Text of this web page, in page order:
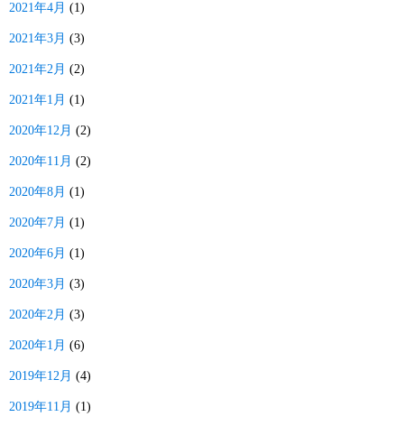
2021年4月 (1)
2021年3月 (3)
2021年2月 (2)
2021年1月 (1)
2020年12月 (2)
2020年11月 (2)
2020年8月 (1)
2020年7月 (1)
2020年6月 (1)
2020年3月 (3)
2020年2月 (3)
2020年1月 (6)
2019年12月 (4)
2019年11月 (1)